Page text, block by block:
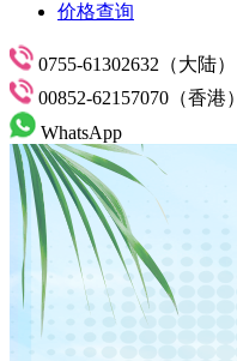
价格查询
0755-61302632（大陆）
00852-62157070（香港）
WhatsApp